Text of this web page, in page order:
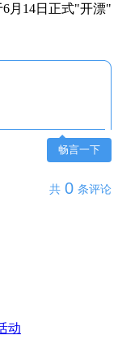
月14日正式"开漂"
畅言一下
共 0 条评论
动